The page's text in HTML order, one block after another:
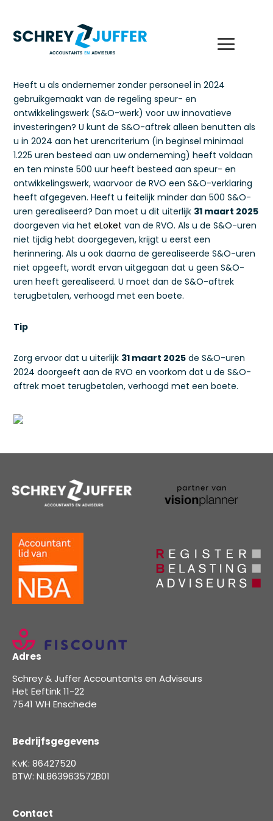
Heeft u als ondernemer zonder personeel in 2024
gebruikgemaakt van de regeling speur- en
ontwikkelingswerk (S&O-werk) voor uw innovatieve
investeringen? U kunt de S&O-aftrek alleen benutten als
u in 2024 aan het urencriterium (in beginsel minimaal
1.225 uren besteed aan uw onderneming) heeft voldaan
en ten minste 500 uur heeft besteed aan speur- en
ontwikkelingswerk, waarvoor de RVO een S&O-verklaring
heeft afgegeven. Heeft u feitelijk minder dan 500 S&O-
uren gerealiseerd? Dan moet u dit uiterlijk 31 maart 2025
doorgeven via heteLoket van de RVO. Als u de S&O-uren
niet tijdig hebt doorgegeven, krijgt u eerst een
herinnering. Als u ook daarna de gerealiseerde S&O-uren
niet opgeeft, wordt ervan uitgegaan dat u geen S&O-
uren heeft gerealiseerd. U moet dan de S&O-aftrek
terugbetalen, verhoogd met een boete.
Tip
Zorg ervoor dat u uiterlijk 31 maart 2025 de S&O-uren
2024 doorgeeft aan de RVO en voorkom dat u de S&O-
aftrek moet terugbetalen, verhoogd met een boete.
Adres
Schrey & Juffer Accountants en Adviseurs
Het Eeftink 11-22
7541 WH Enschede
Bedrijfsgegevens
KvK: 86427520
BTW: NL863963572B01
Contact